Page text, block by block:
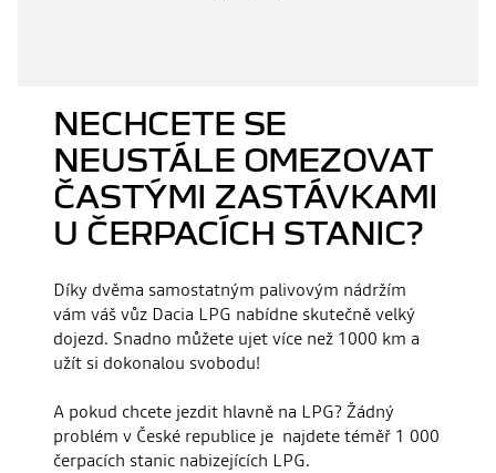
NECHCETE SE
NEUSTÁLE OMEZOVAT
ČASTÝMI ZASTÁVKAMI
U ČERPACÍCH STANIC?
Díky dvěma samostatným palivovým nádržím
vám váš vůz Dacia LPG nabídne skutečně velký
dojezd. Snadno můžete ujet více než 1000 km a
užít si dokonalou svobodu!
A pokud chcete jezdit hlavně na LPG? Žádný
problém v České republice je najdete téměř 1 000
čerpacích stanic nabizejících LPG.